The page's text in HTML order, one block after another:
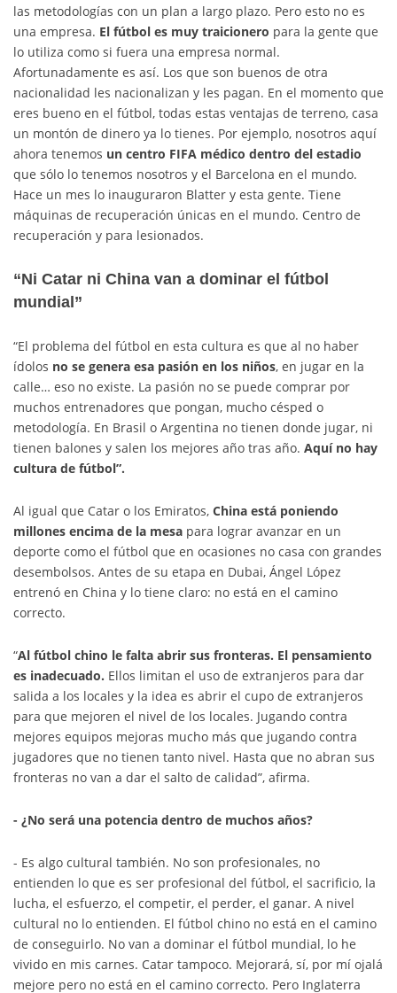
las metodologías con un plan a largo plazo. Pero esto no es
una empresa. El fútbol es muy traicionero para la gente que
lo utiliza como si fuera una empresa normal.
Afortunadamente es así. Los que son buenos de otra
nacionalidad les nacionalizan y les pagan. En el momento que
eres bueno en el fútbol, todas estas ventajas de terreno, casa
un montón de dinero ya lo tienes. Por ejemplo, nosotros aquí
ahora tenemos un centro FIFA médico dentro del estadio
que sólo lo tenemos nosotros y el Barcelona en el mundo.
Hace un mes lo inauguraron Blatter y esta gente. Tiene
máquinas de recuperación únicas en el mundo. Centro de
recuperación y para lesionados.
“Ni Catar ni China van a dominar el fútbol
mundial”
“El problema del fútbol en esta cultura es que al no haber
ídolos no se genera esa pasión en los niños, en jugar en la
calle… eso no existe. La pasión no se puede comprar por
muchos entrenadores que pongan, mucho césped o
metodología. En Brasil o Argentina no tienen donde jugar, ni
tienen balones y salen los mejores año tras año. Aquí no hay
cultura de fútbol”.
Al igual que Catar o los Emiratos, China está poniendo
millones encima de la mesa para lograr avanzar en un
deporte como el fútbol que en ocasiones no casa con grandes
desembolsos. Antes de su etapa en Dubai, Ángel López
entrenó en China y lo tiene claro: no está en el camino
correcto.
“Al fútbol chino le falta abrir sus fronteras. El pensamiento
es inadecuado. Ellos limitan el uso de extranjeros para dar
salida a los locales y la idea es abrir el cupo de extranjeros
para que mejoren el nivel de los locales. Jugando contra
mejores equipos mejoras mucho más que jugando contra
jugadores que no tienen tanto nivel. Hasta que no abran sus
fronteras no van a dar el salto de calidad”, afirma.
- ¿No será una potencia dentro de muchos años?
- Es algo cultural también. No son profesionales, no
entienden lo que es ser profesional del fútbol, el sacrificio, la
lucha, el esfuerzo, el competir, el perder, el ganar. A nivel
cultural no lo entienden. El fútbol chino no está en el camino
de conseguirlo. No van a dominar el fútbol mundial, lo he
vivido en mis carnes. Catar tampoco. Mejorará, sí, por mí ojalá
mejore pero no está en el camino correcto. Pero Inglaterra